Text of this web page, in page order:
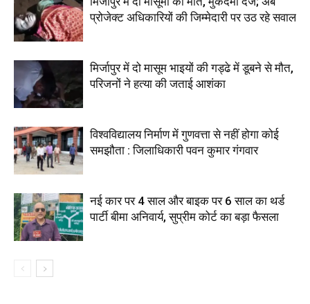
प्रोजेक्ट अधिकारियों की जिम्मेदारी पर उठ रहे सवाल
मिर्जापुर में दो मासूम भाइयों की गड्ढे में डूबने से मौत,
परिजनों ने हत्या की जताई आशंका
विश्वविद्यालय निर्माण में गुणवत्ता से नहीं होगा कोई
समझौता : जिलाधिकारी पवन कुमार गंगवार
नई कार पर 4 साल और बाइक पर 6 साल का थर्ड
पार्टी बीमा अनिवार्य, सुप्रीम कोर्ट का बड़ा फैसला